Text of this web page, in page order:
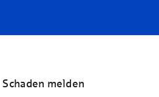
Schaden melden